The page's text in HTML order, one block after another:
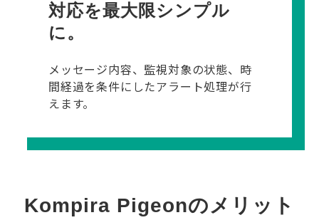
対応を最大限シンプル
に。
メッセージ内容、監視対象の状態、時
間経過を条件にしたアラート処理が行
えます。
Kompira Pigeonのメリット